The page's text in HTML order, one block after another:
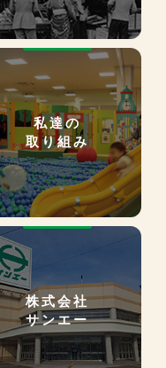
私達の
取り組み
株式会社
サンエー